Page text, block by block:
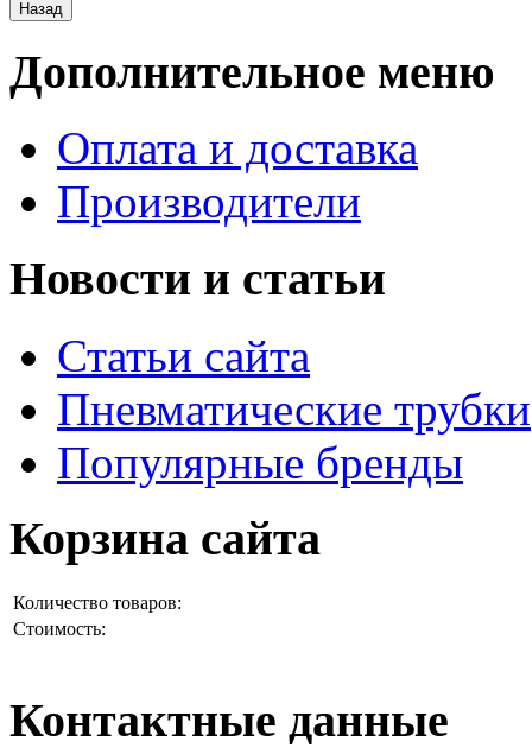
Дополнительное меню
Оплата и доставка
Производители
Новости и статьи
Статьи сайта
Пневматические трубки
Популярные бренды
Корзина сайта
Количество товаров:
Стоимость:
Контактные данные